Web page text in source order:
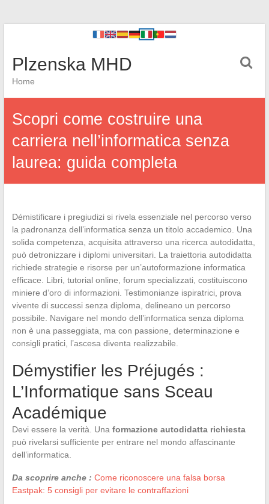
Plzenska MHD
Home
Scopri come costruire una
carriera nell’informatica senza
laurea: guida completa
Démistificare i pregiudizi si rivela essenziale nel percorso verso
la padronanza dell’informatica senza un titolo accademico. Una
solida competenza, acquisita attraverso una ricerca autodidatta,
può detronizzare i diplomi universitari. La traiettoria autodidatta
richiede strategie e risorse per un’autoformazione informatica
efficace. Libri, tutorial online, forum specializzati, costituiscono
miniere d’oro di informazioni. Testimonianze ispiratrici, prova
vivente di successi senza diploma, delineano un percorso
possibile. Navigare nel mondo dell’informatica senza diploma
non è una passeggiata, ma con passione, determinazione e
consigli pratici, l’ascesa diventa realizzabile.
Démystifier les Préjugés :
L’Informatique sans Sceau
Académique
Devi essere la verità. Una formazione autodidatta richiesta
può rivelarsi sufficiente per entrare nel mondo affascinante
dell’informatica.
Da scoprire anche : Come riconoscere una falsa borsa
Eastpak: 5 consigli per evitare le contraffazioni